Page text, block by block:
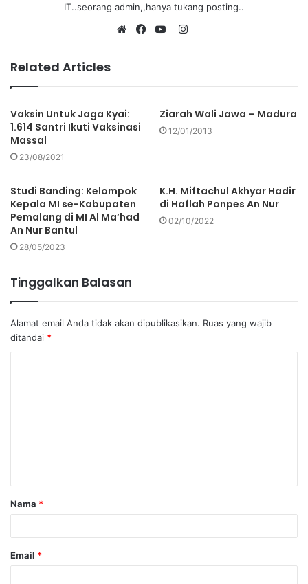
IT..seorang admin,,hanya tukang posting..
Related Articles
Vaksin Untuk Jaga Kyai:
1.614 Santri Ikuti Vaksinasi
Massal
23/08/2021
Ziarah Wali Jawa – Madura
12/01/2013
Studi Banding: Kelompok
Kepala MI se-Kabupaten
Pemalang di MI Al Ma’had
An Nur Bantul
28/05/2023
K.H. Miftachul Akhyar Hadir
di Haflah Ponpes An Nur
02/10/2022
Tinggalkan Balasan
Alamat email Anda tidak akan dipublikasikan. Ruas yang wajib
ditandai *
a
r
Nama *
Email *